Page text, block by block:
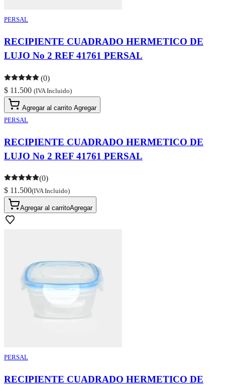
PERSAL
RECIPIENTE CUADRADO HERMETICO DE
LUJO No 2 REF 41761 PERSAL
(0)
$ 11.500 (IVA Incluido)
Agregar al carrito Agregar
PERSAL
RECIPIENTE CUADRADO HERMETICO DE
LUJO No 2 REF 41761 PERSAL
(0)
$ 11.500(IVA Incluido)
Agregar al carritoAgregar
PERSAL
RECIPIENTE CUADRADO HERMETICO DE